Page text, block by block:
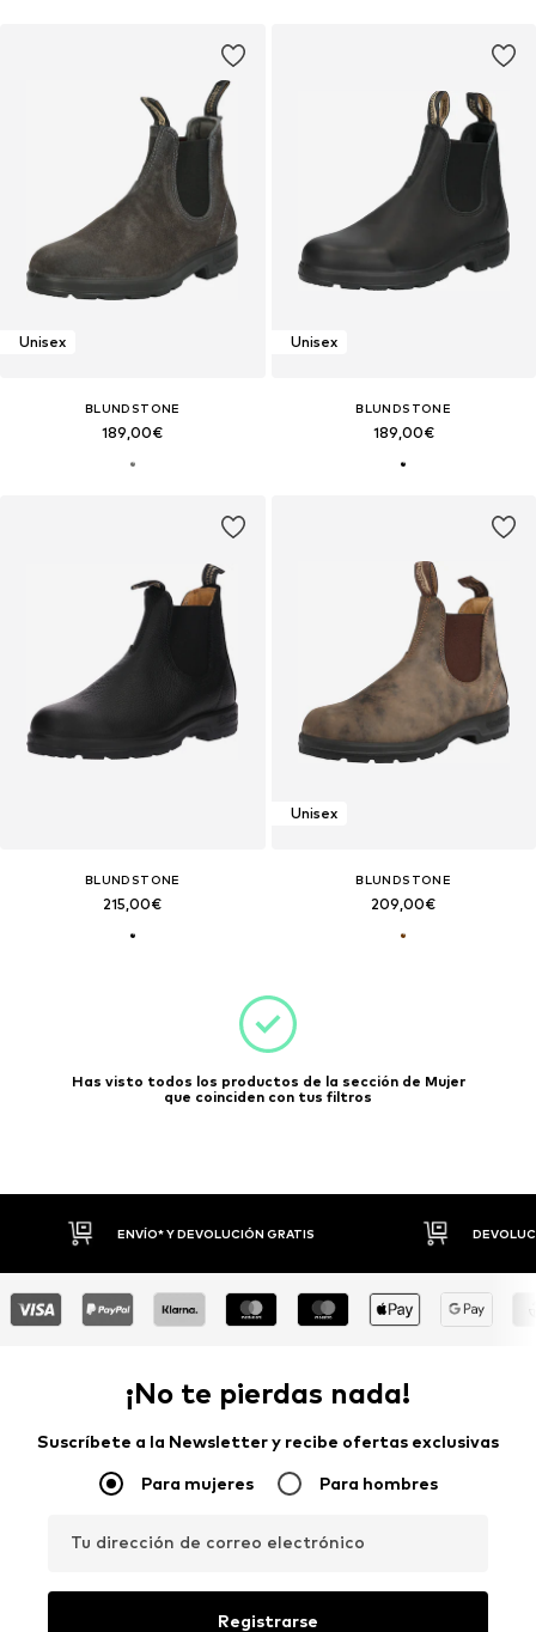
Unisex
BLUNDSTONE
189,00€
Unisex
BLUNDSTONE
189,00€
BLUNDSTONE
215,00€
Unisex
BLUNDSTONE
209,00€
Has visto todos los productos de la sección de Mujer
que coinciden con tus filtros
Y DEVOLUCIÓN GRATIS DEVOLUCIONES HASTA 30
¡No te pierdas nada!
Suscríbete a la Newsletter y recibe ofertas exclusivas
Para mujeres Para hombres
Tu dirección de correo electrónico
Registrarse